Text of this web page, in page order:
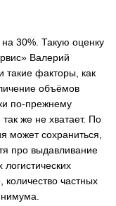
30%. Такую оценку
Валерий
такие факторы, как
объёмов
по-прежнему
же не хватает. По
может сохраниться,
про выдавливание
количество частных